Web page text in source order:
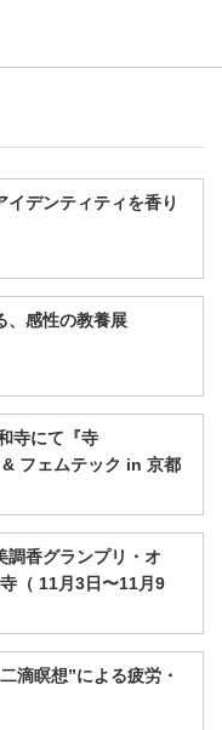
イデンティティを香り
、感性の教養展
寺にて『寺
フェムテック in 京都
調香グランプリ・オ
（ 11月3日〜11月9
滴瞑想”による疲労・